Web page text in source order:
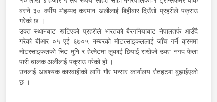
बस्ने ३० वर्षीय मोहम्मद करमान अलीलाई बिहीबार दिउँसो प्रहरीले पक्राउ
गरेको छ ।
उक्त स्थानबाट खटिएको प्रहरीले भारतको बैरगनियाबाट नेपालतर्फ आउँदै
गरेको बीआर ०५ एई ६७०५ नम्बरको मोटरसाइकललाई जाँच गर्ने क्रममा
मोटरसाइकलको सिट मुनि र हेल्मेटमा लुकाई छिपाई राखेको उक्त नगद फेला
पारी चालक अलीलाई पक्राउ गरेको हो ।
उनलाई आवश्यक कारवाहीको लागि गौर भन्सार कार्यालय रौतहटमा बुझाईएको
छ ।